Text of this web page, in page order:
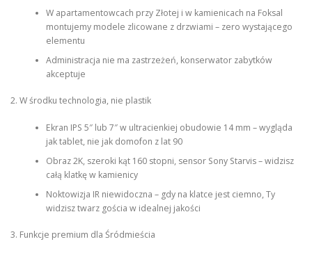
W apartamentowcach przy Złotej i w kamienicach na Foksal
montujemy modele zlicowane z drzwiami – zero wystającego
elementu
Administracja nie ma zastrzeżeń, konserwator zabytków
akceptuje
2. W środku technologia, nie plastik
Ekran IPS 5″ lub 7″ w ultracienkiej obudowie 14 mm – wygląda
jak tablet, nie jak domofon z lat 90
Obraz 2K, szeroki kąt 160 stopni, sensor Sony Starvis – widzisz
całą klatkę w kamienicy
Noktowizja IR niewidoczna – gdy na klatce jest ciemno, Ty
widzisz twarz gościa w idealnej jakości
3. Funkcje premium dla Śródmieścia